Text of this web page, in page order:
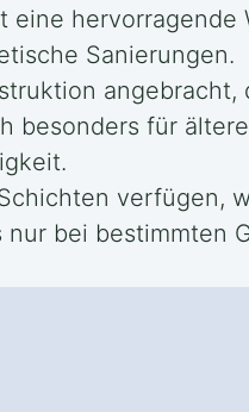
hervorragende
Sanierungen.
besonders für
verfügen,
bei bestimmten